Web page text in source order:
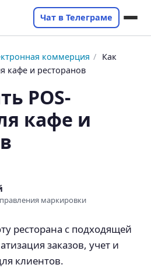
Чат в Телеграме
коммерция / Как
кафе и ресторанов
POS-
кафе и
маркировки
ресторана с подходящей
заказов, учет и
клиентов.